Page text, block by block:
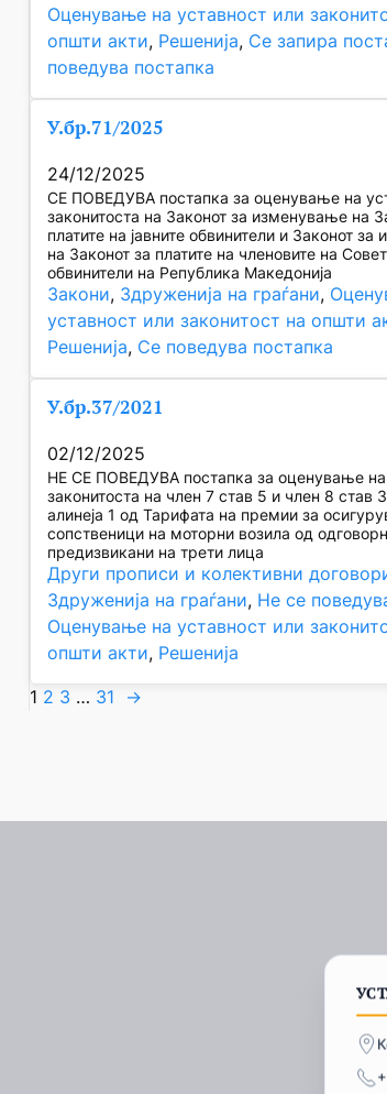
Оценување на уставност или
општи акти, Решенија, Се запира
поведува постапка
У.бр.71/2025
24/12/2025
СЕ ПОВЕДУВА постапка за оценување на
законитоста на Законот за изменување на
платите на јавните обвинители и Законот
на Законот за платите на членовите на
обвинители на Република Македонија
Закони, Здруженија на граѓани,
уставност или законитост на општи
Решенија, Се поведува постапка
У.бр.37/2021
02/12/2025
НЕ СЕ ПОВЕДУВА постапка за оценување на
законитоста на член 7 став 5 и член 8 став
алинеја 1 од Тарифата на премии за
сопственици на моторни возила од
предизвикани на трети лица
Други прописи и колективни
Здруженија на граѓани, Не се
Оценување на уставност или
општи акти, Решенија
1 2 3 … 31 →